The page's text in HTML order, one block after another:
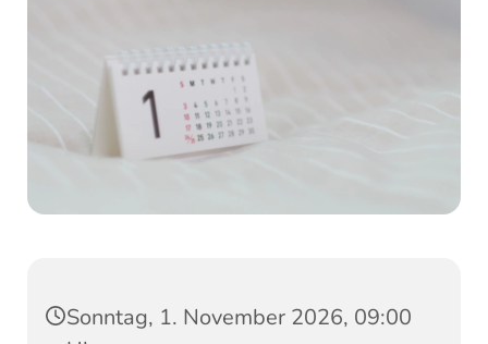
Sonntag, 1. November 2026, 09:00